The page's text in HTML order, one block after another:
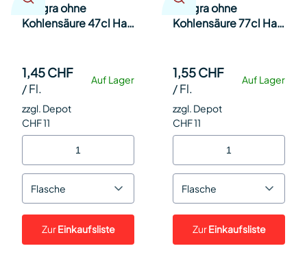
Allegra ohne
Kohlensäure 47cl Har
Auf Lager
1,45 CHF
/Fl.
zzgl. Depot
CHF 11
Flasche
ZurEinkaufsliste
Allegra ohne
Kohlensäure 77cl Har
Auf Lager
1,55 CHF
/Fl.
zzgl. Depot
CHF 11
Flasche
ZurEinkaufsliste